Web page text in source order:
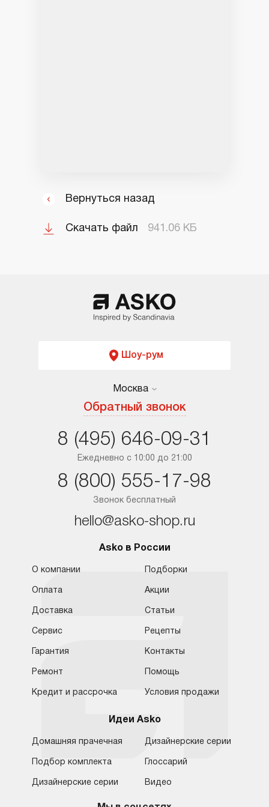
Москва
Москва
Вернуться назад
Скачать файл 941.06 КБ
Шоу-рум
Москва
Обратный звонок
Москва
Ростов-на-Дону
Ежедневно с 10:00 до 21:00
8 (495) 646-09-31
Звонок бесплатный
8 (800) 555-17-98
hello@asko-shop.ru
Asko в России
О компании
Оплата
Доставка
Сервис
Гарантия
Ремонт
Кредит и рассрочка
Подборки
Акции
Статьи
Рецепты
Контакты
Помощь
Условия продажи
Идеи Asko
Домашняя прачечная
Подбор комплекта
Дизайнерские серии
Дизайнерские серии
Глоссарий
Видео